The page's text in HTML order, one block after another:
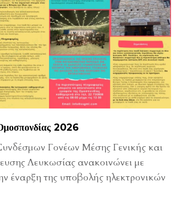
2026
Γονέων Μέσης Γενικής και
Λευκωσίας ανακοινώνει με
έναρξη της υποβολής ηλεκτρονικών